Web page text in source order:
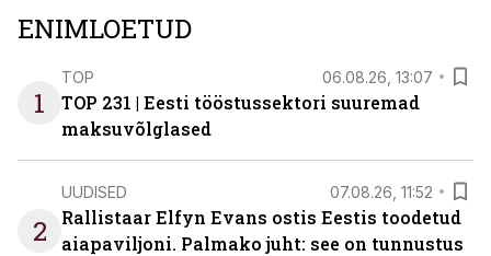
ENIMLOETUD
1
TOP 06.08.26, 13:07
TOP 231 | Eesti tööstussektori suuremad
maksuvõlglased
2
UUDISED 07.08.26, 11:52
Rallistaar Elfyn Evans ostis Eestis toodetud
aiapaviljoni. Palmako juht: see on tunnustus